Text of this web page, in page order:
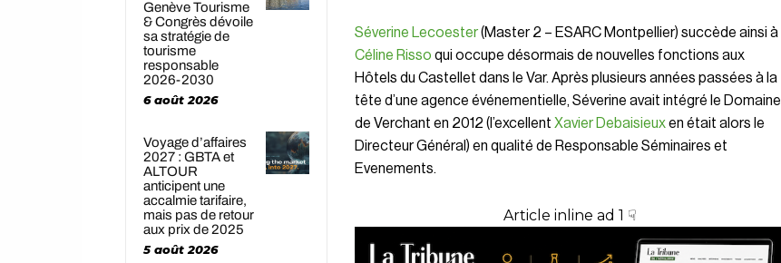
Genève Tourisme
& Congrès dévoile
sa stratégie de
tourisme
responsable
2026-2030
6 août 2026
Voyage d’affaires
2027 : GBTA et
ALTOUR
anticipent une
accalmie tarifaire,
mais pas de retour
aux prix de 2025
5 août 2026
Séverine Lecoester(Master 2 – ESARC Montpellier) succède ainsi à
Céline Risso qui occupe désormais de nouvelles fonctions aux
Hôtels du Castellet dans le Var. Après plusieurs années passées à la
tête d’une agence événementielle, Séverine avait intégré le Domaine
de Verchant en 2012 (l’excellent Xavier Debaisieuxen était alors le
Directeur Général) en qualité de Responsable Séminaires et
Evenements.
Article inline ad 1 ☟